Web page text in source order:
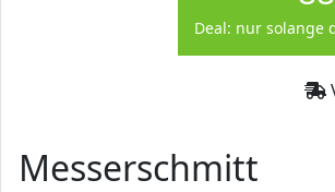
Deal: nur solange
Messerschmitt